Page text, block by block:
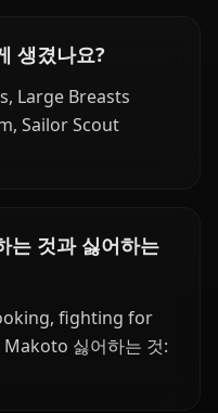
생겼나요?
Large Breasts
Sailor Scout
것과 싫어하는
fighting for
싫어하는 것: